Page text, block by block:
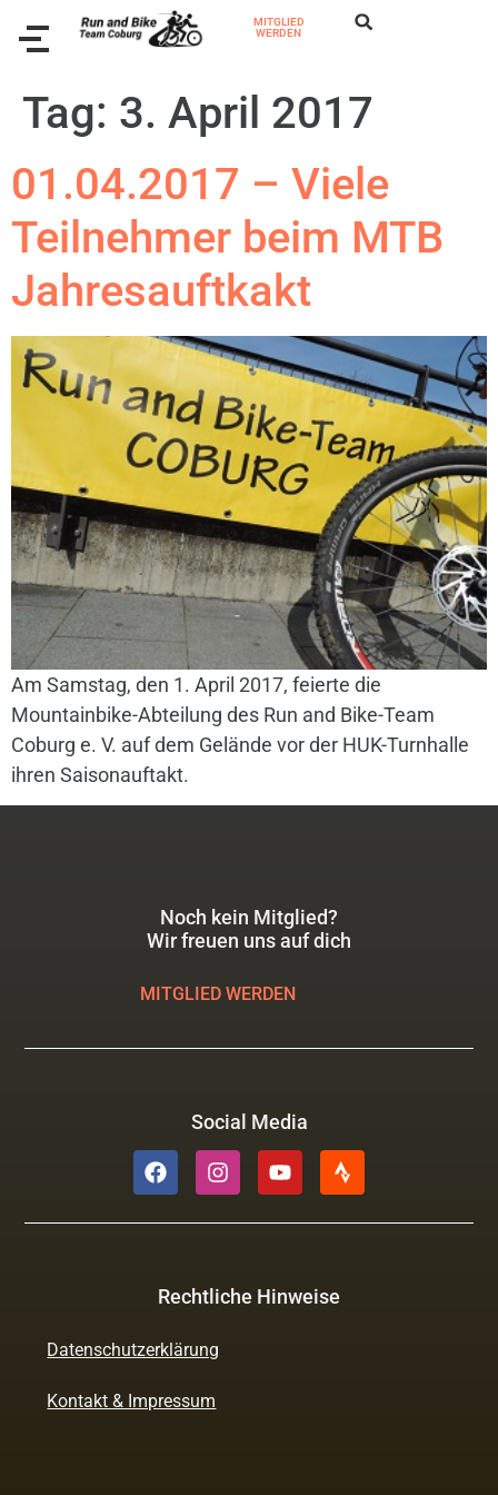
MITGLIED
WERDEN
Tag: 3. April 2017
01.04.2017 – Viele
Teilnehmer beim MTB
Jahresauftkakt
Am Samstag, den 1. April 2017, feierte die
Mountainbike-Abteilung des Run and Bike-Team
Coburg e. V. auf dem Gelände vor der HUK-Turnhalle
ihren Saisonauftakt.
Noch kein Mitglied?
Wir freuen uns auf dich
MITGLIED WERDEN
Social Media
Rechtliche Hinweise
Datenschutzerklärung
Kontakt & Impressum